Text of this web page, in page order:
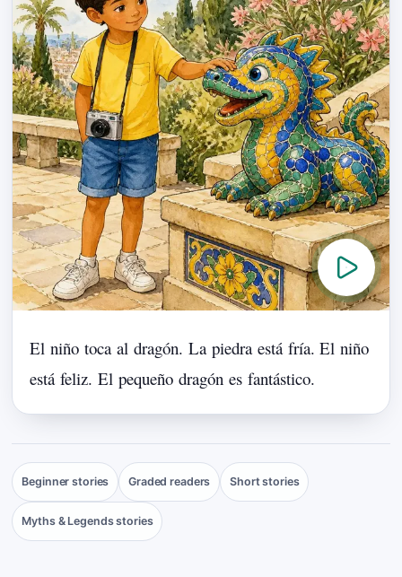
El niño toca al dragón. La piedra está fría. El niño
está feliz. El pequeño dragón es fantástico.
Beginner stories Graded readers Short stories
Myths & Legends stories